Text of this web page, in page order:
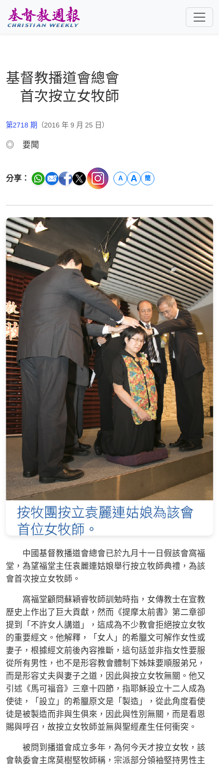
基督教播道會總會
首次按立女牧師
第2718 期 （2016 年 9 月 25 日）
◎ 要聞
分享： A A 簡
中國基督教播道會總會已於九月十一日假該會窩福
堂，為望福堂主任袁麗連姑娘舉行按立牧師典禮，為該
會首次按立女牧師。
窩福堂顧問蘇穎睿牧師訓勉時指，女傳教士在宣教
歷史上作出了巨大貢獻，然而《提摩太前書》第二章卻
提到「不許女人講道」，這成為不少教會拒絕按立女牧
的重要經文。他解釋，「女人」的希臘文可解作女性或
妻子，根據經文前後內容推斷，這句話並非指女性要服
從所有男性，也不是形容教會體制下姊妹要順服弟兄，
而是形容丈夫與妻子之道，因此與按立女牧無關。他又
引述《馬可福音》三章十四節，指耶穌設立十二人成為
使徒，「設立」的希臘原文是「製造」，從此角度看使
徒是被製造而非與生俱來，因此與性別無關，而是看恩
賜與呼召，故按立女牧師並無與聖經產生任何衝突。
被問到播道會成立多年，為何今天才按立女牧，該
會執委會主席莫樹堅牧師稱，宗派部分領袖堅持男性主